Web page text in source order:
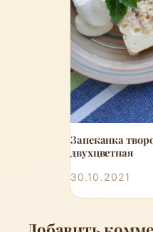
Запеканка
двухцветная
30.10.2021